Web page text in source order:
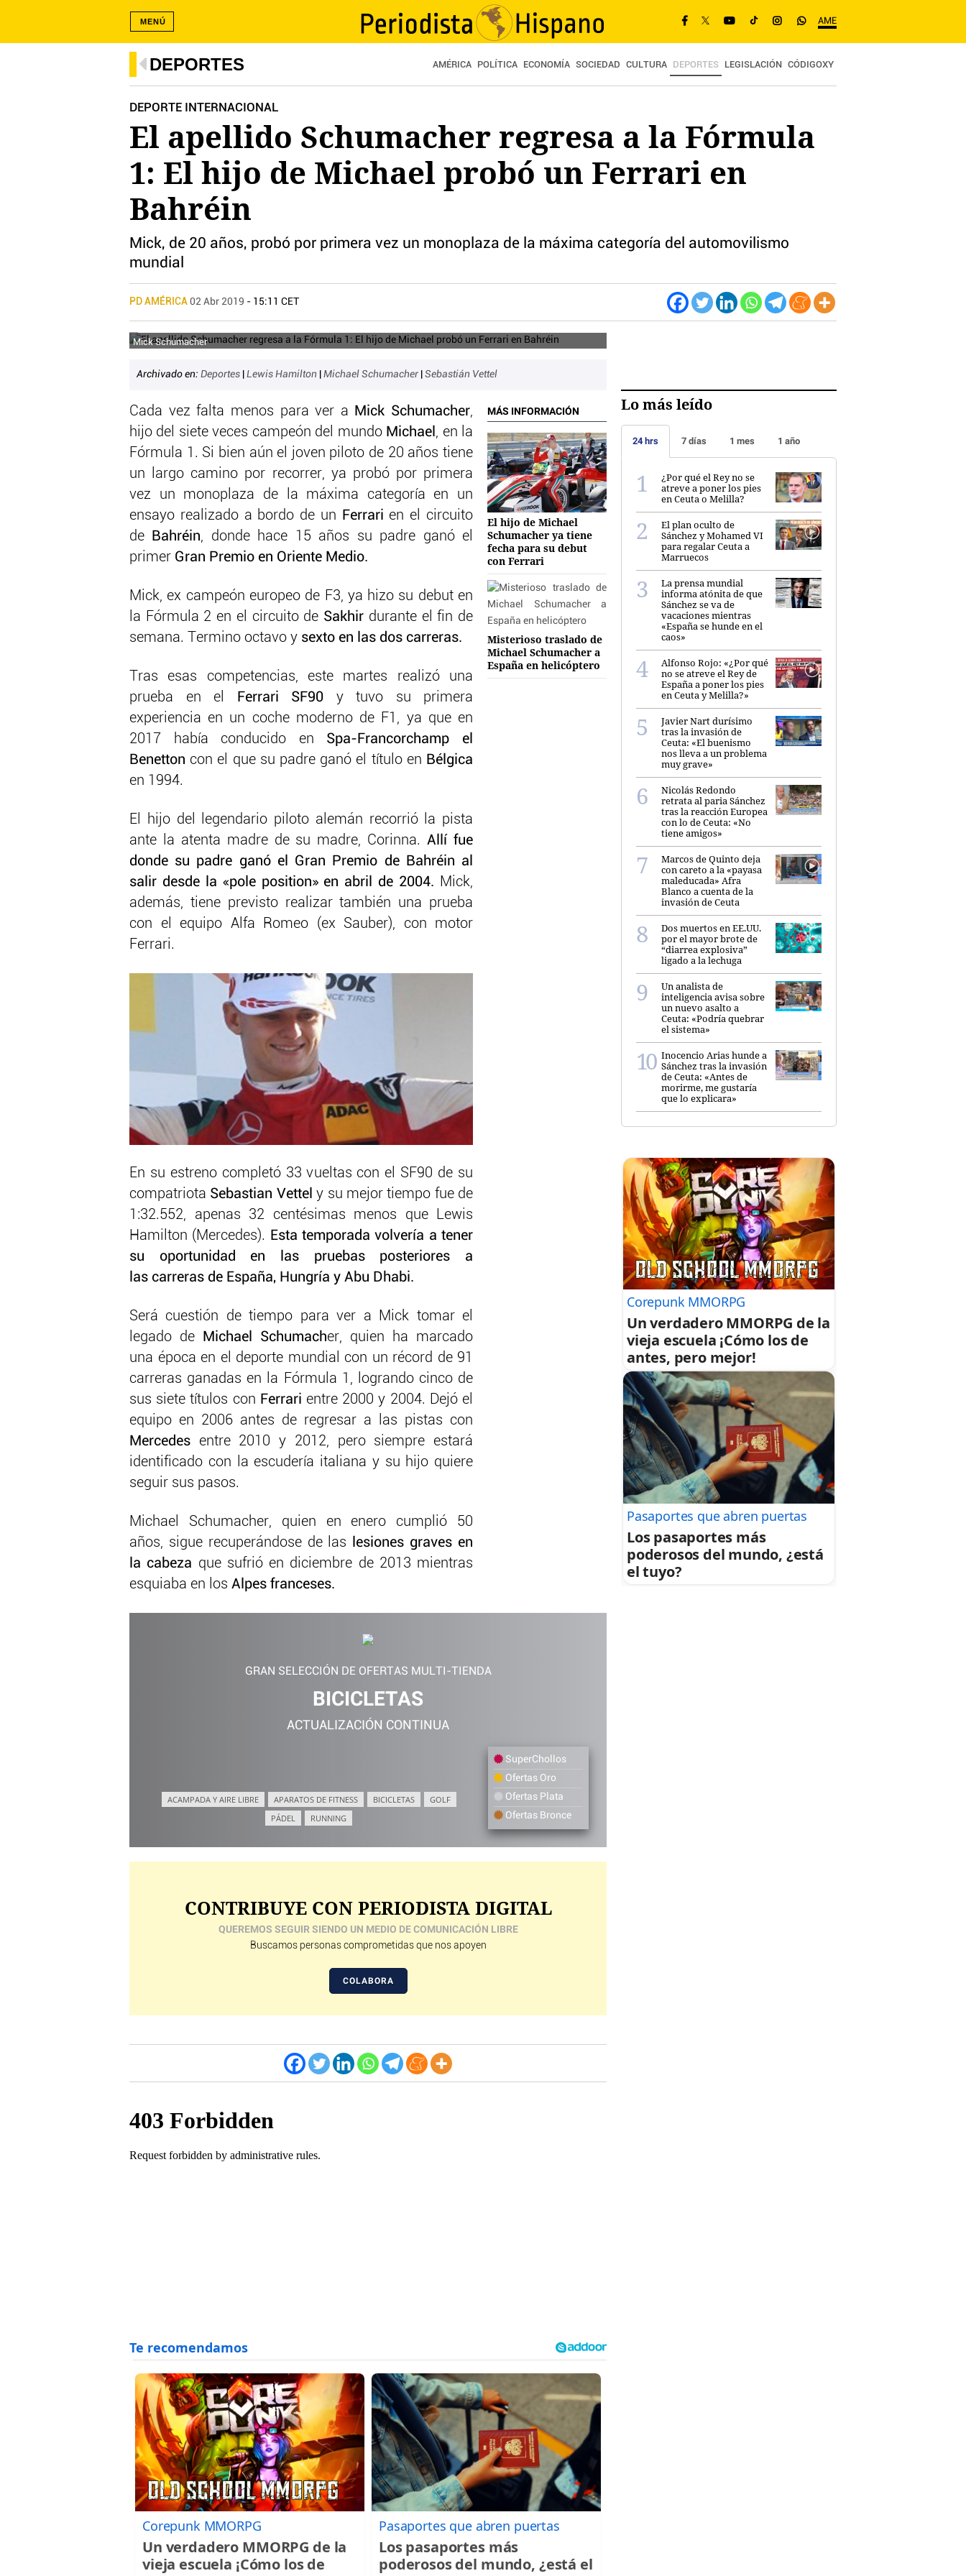
AME
MENÚ
DEPORTES AMÉRICA POLÍTICA ECONOMÍA SOCIEDAD CULTURA DEPORTES LEGISLACIÓN CÓDIGOXY
DEPORTE INTERNACIONAL
El apellido Schumacher regresa a la Fórmula
1: El hijo de Michael probó un Ferrari en
Bahréin
Mick, de 20 años, probó por primera vez un monoplaza de la máxima categoría del automovilismo
mundial
PD AMÉRICA 02 Abr 2019 - 15:11 CET
Mick Schumacher
Archivado en: Deportes Lewis Hamilton Michael Schumacher Sebastián Vettel
MÁS INFORMACIÓN
El hijo de Michael
Schumacher ya tiene
fecha para su debut
con Ferrari
Misterioso traslado de
Michael Schumacher a
España en helicóptero
Cada vez falta menos para ver a Mick Schumacher,
hijo del siete veces campeón del mundo Michael , en la
Fórmula 1. Si bien aún el joven piloto de 20 años tiene
un largo camino por recorrer, ya probó por primera
vez un monoplaza de la máxima categoría en un
ensayo realizado a bordo de un Ferrari en el circuito
de
Bahréin, donde hace 15 años su padre ganó el
primer Gran Premio en Oriente Medio.
Mick, ex campeón europeo de F3, ya hizo su debut en
la Fórmula 2 en el circuito de Sakhir durante el fin de
semana. Termino octavo y sexto en las dos carreras.
Tras esas competencias, este martes realizó una
prueba en el
Ferrari SF90 y tuvo su primera
experiencia en un coche moderno de F1, ya que en
2017 había conducido en Spa-Francorchamp el
Benetton con el que su padre ganó el título en Bélgica
en 1994.
El hijo del legendario piloto alemán recorrió la pista
ante la atenta madre de su madre, Corinna.Allí fue
donde su padre ganó el Gran Premio de Bahréin al
salir desde la «pole position» en abril de 2004. Mick,
además, tiene previsto realizar también una prueba
con el equipo Alfa Romeo (ex Sauber), con motor
Ferrari.
En su estreno completó 33 vueltas con el SF90 de su
compatriota Sebastian Vettely su mejor tiempo fue de
1:32.552, apenas 32 centésimas menos que Lewis
Hamilton (Mercedes). Esta temporada volvería a tener
su oportunidad en las pruebas posteriores a
las carreras de España, Hungría y Abu Dhabi.
Será cuestión de tiempo para ver a Mick tomar el
legado de
Michael Schumacher, quien ha marcado
una época en el deporte mundial con un récord de 91
carreras ganadas en la Fórmula 1, logrando cinco de
sus siete títulos con Ferrari entre 2000 y 2004. Dejó el
equipo en 2006 antes de regresar a las pistas con
Mercedes entre 2010 y 2012, pero siempre estará
identificado con la escudería italiana y su hijo quiere
seguir sus pasos.
Michael Schumacher, quien en enero cumplió 50
años, sigue recuperándose de las
lesiones graves en
la cabeza que sufrió en diciembre de 2013 mientras
esquiaba en los Alpes franceses.
GRAN SELECCIÓN DE OFERTAS MULTI-TIENDA
BICICLETAS
ACTUALIZACIÓN CONTINUA
ACAMPADA Y AIRE LIBRE APARATOS DE FITNESS BICICLETAS
GOLF
PÁDEL
RUNNING
SuperChollos
Ofertas Oro
Ofertas Plata
Ofertas Bronce
CONTRIBUYE CON PERIODISTA DIGITAL
QUEREMOS SEGUIR SIENDO UN MEDIO DE COMUNICACIÓN LIBRE
Buscamos personas comprometidas que nos apoyen
COLABORA
Corepunk MMORPG
Un verdadero MMORPG de la
vieja escuela ¡Cómo los de
Pasaportes que abren puertas
Los pasaportes más
poderosos del mundo, ¿está el
Lo más leído
24 hrs 7 días 1 mes 1 año
¿Por qué el Rey no se
atreve a poner los pies
en Ceuta o Melilla?
El plan oculto de
Sánchez y Mohamed VI
para regalar Ceuta a
Marruecos
La prensa mundial
informa atónita de que
Sánchez se va de
vacaciones mientras
«España se hunde en el
caos»
Alfonso Rojo: «¿Por qué
no se atreve el Rey de
España a poner los pies
en Ceuta y Melilla?»
Javier Nart durísimo
tras la invasión de
Ceuta: «El buenismo
nos lleva a un problema
muy grave»
Nicolás Redondo
retrata al paria Sánchez
tras la reacción Europea
con lo de Ceuta: «No
tiene amigos»
Marcos de Quinto deja
con careto a la «payasa
maleducada» Afra
Blanco a cuenta de la
invasión de Ceuta
Dos muertos en EE.UU.
por el mayor brote de
“diarrea explosiva”
ligado a la lechuga
Un analista de
inteligencia avisa sobre
un nuevo asalto a
Ceuta: «Podría quebrar
el sistema»
Inocencio Arias hunde a
Sánchez tras la invasión
de Ceuta: «Antes de
morirme, me gustaría
que lo explicara»
Corepunk MMORPG
Un verdadero MMORPG de la
vieja escuela ¡Cómo los de
antes, pero mejor!
Pasaportes que abren puertas
Los pasaportes más
poderosos del mundo, ¿está
el tuyo?